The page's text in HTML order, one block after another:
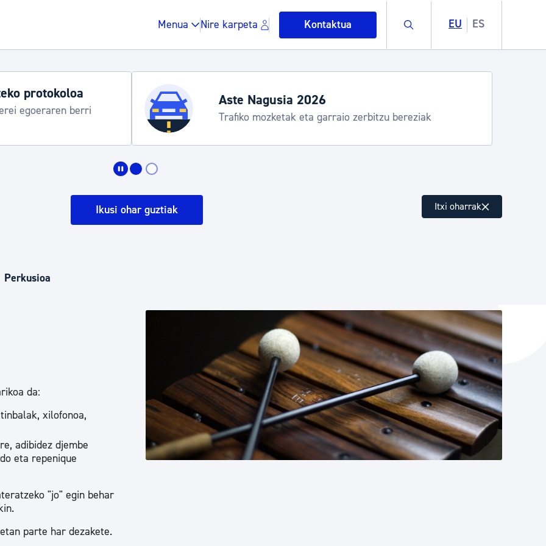
Menua Nire karpeta Kontaktua Buscar EU ES
Gune publikoa, hondakinak eta ingurumena
Garapen ekonomikoa eta enplegua
Berdintasuna, Giza Eskubideak eta bizikidetza
Kultura
Turismoa
Hondartza denboraldia
Informazio praktikoa
Ikusi ohar guztiak Itxi oharrak
Perkusioa
da:
xilofonoa,
adibidez djembe
eta repenique
"jo" egin behar
parte har dezakete.